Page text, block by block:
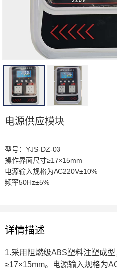
电源供应模块
型号：YJS-DZ-03
操作界面尺寸≥17×15mm
电源输入规格为AC220V±10%
频率50Hz±5%
详情描述
1.采用阻燃级ABS塑料注塑成
≥17×15mm。电源输入规格为